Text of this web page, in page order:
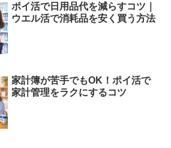
ポイ活で日用品代を減らすコツ｜
ウエル活で消耗品を安く買う方法
家計簿が苦手でもOK！ポイ活で
家計管理をラクにするコツ